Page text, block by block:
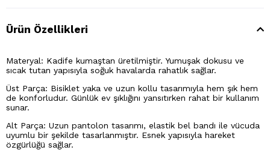
Ürün Özellikleri
Materyal: Kadife kumaştan üretilmiştir. Yumuşak dokusu ve
sıcak tutan yapısıyla soğuk havalarda rahatlık sağlar.
Üst Parça: Bisiklet yaka ve uzun kollu tasarımıyla hem şık hem
de konforludur. Günlük ev şıklığını yansıtırken rahat bir kullanım
sunar.
Alt Parça: Uzun pantolon tasarımı, elastik bel bandı ile vücuda
uyumlu bir şekilde tasarlanmıştır. Esnek yapısıyla hareket
özgürlüğü sağlar.